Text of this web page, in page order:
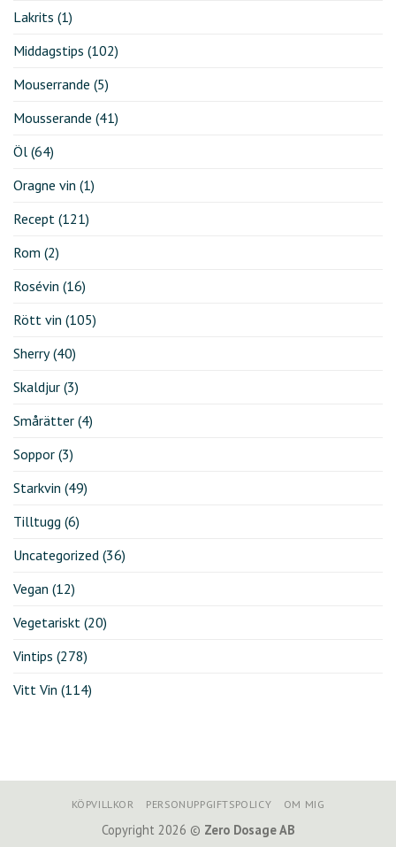
Lakrits (1)
Middagstips (102)
Mouserrande (5)
Mousserande (41)
Öl (64)
Oragne vin (1)
Recept (121)
Rom (2)
Rosévin (16)
Rött vin (105)
Sherry(40)
Skaldjur (3)
Smårätter (4)
Soppor (3)
Starkvin (49)
Tilltugg (6)
Uncategorized (36)
Vegan (12)
Vegetariskt (20)
Vintips (278)
Vitt Vin (114)
KÖPVILLKOR PERSONUPPGIFTSPOLICY OM MIG
Copyright 2026 © Zero Dosage AB